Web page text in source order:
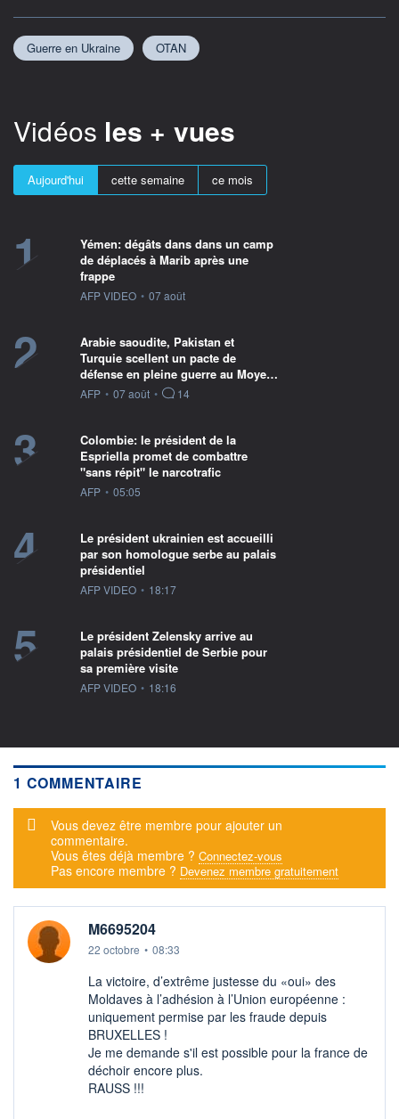
Guerre en Ukraine OTAN
Vidéos les + vues
Aujourd'hui cette semaine ce mois
1
Yémen: dégâts dans dans un camp
de déplacés à Marib après une
frappe
information fournie par
AFP VIDEO • 07 août
2
Arabie saoudite, Pakistan et
Turquie scellent un pacte de
défense en pleine guerre au Moye…
information fournie par
AFP • 07 août • 14
3
Colombie: le président de la
Espriella promet de combattre
"sans répit" le narcotrafic
information fournie par
AFP • 05:05
4
Le président ukrainien est accueilli
par son homologue serbe au palais
présidentiel
information fournie par
AFP VIDEO • 18:17
5
Le président Zelensky arrive au
palais présidentiel de Serbie pour
sa première visite
information fournie par
AFP VIDEO • 18:16
1 COMMENTAIRE
Message d'alerte
Vous devez être membre pour ajouter un
commentaire.
Vous êtes déjà membre ? Connectez-vous
Pas encore membre ? Devenez membre gratuitement
M6695204
22 octobre • 08:33
La victoire, d’extrême justesse du «oui» des
Moldaves à l’adhésion à l’Union européenne :
uniquement permise par les fraude depuis
BRUXELLES !
Je me demande s'il est possible pour la france de
déchoir encore plus.
RAUSS !!!